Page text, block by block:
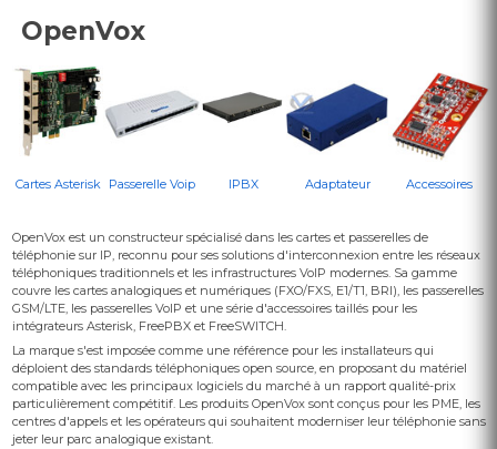
OpenVox
Cartes Asterisk Passerelle Voip IPBX Adaptateur Accessoires
OpenVox est un constructeur spécialisé dans les cartes et passerelles de
téléphonie sur IP, reconnu pour ses solutions d'interconnexion entre les réseaux
téléphoniques traditionnels et les infrastructures VoIP modernes. Sa gamme
couvre les cartes analogiques et numériques (FXO/FXS, E1/T1, BRI), les passerelles
GSM/LTE, les passerelles VoIP et une série d'accessoires taillés pour les
intégrateurs Asterisk, FreePBX et FreeSWITCH.
La marque s'est imposée comme une référence pour les installateurs qui
déploient des standards téléphoniques open source, en proposant du matériel
compatible avec les principaux logiciels du marché à un rapport qualité-prix
particulièrement compétitif. Les produits OpenVox sont conçus pour les PME, les
centres d'appels et les opérateurs qui souhaitent moderniser leur téléphonie sans
jeter leur parc analogique existant.